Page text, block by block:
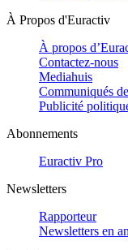
À Propos d'Euractiv
À propos
Contactez-nous
Mediahuis
Communiqués
Publicité
Abonnements
Euractiv Pro
Newsletters
Rapporteur
Newsletters en